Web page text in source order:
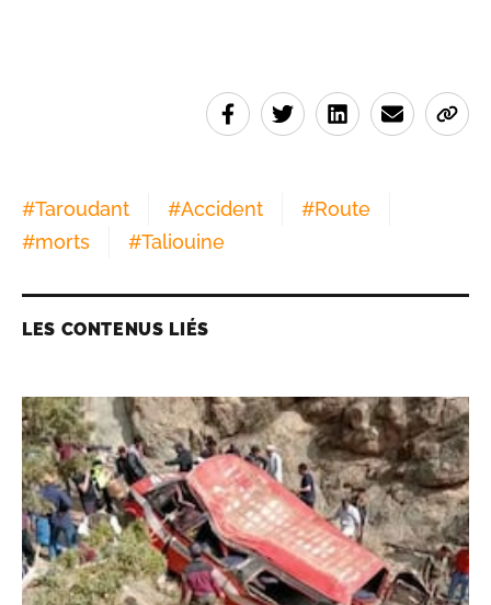
#Taroudant #Accident #Route
#morts #Taliouine
LES CONTENUS LIÉS